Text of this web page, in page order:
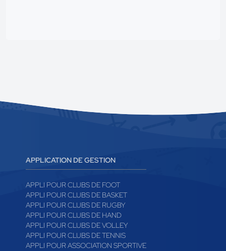
APPLICATION DE GESTION
APPLI POUR CLUBS DE FOOT
APPLI POUR CLUBS DE BASKET
APPLI POUR CLUBS DE RUGBY
APPLI POUR CLUBS DE HAND
APPLI POUR CLUBS DE VOLLEY
APPLI POUR CLUBS DE TENNIS
APPLI POUR ASSOCIATION SPORTIVE